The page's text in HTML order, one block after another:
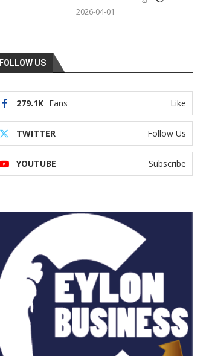
2026-04-01
FOLLOW US
279.1K Fans Like
TWITTER Follow Us
YOUTUBE Subscribe